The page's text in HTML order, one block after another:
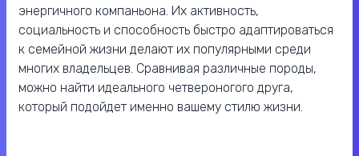
энергичного компаньона. Их активность,
социальность и способность быстро адаптироваться
к семейной жизни делают их популярными среди
многих владельцев. Сравнивая различные породы,
можно найти идеального четвероногого друга,
который подойдет именно вашему стилю жизни.